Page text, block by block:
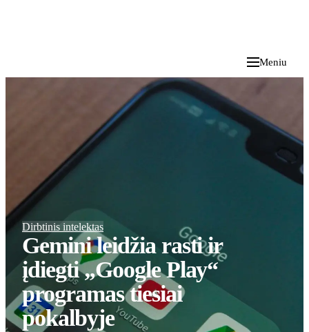
Meniu
Dirbtinis intelektas
Gemini leidžia rasti ir
įdiegti „Google Play“
programas tiesiai
pokalbyje